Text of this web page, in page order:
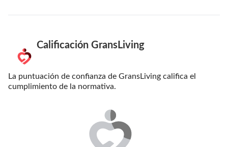
Calificación GransLiving
La puntuación de confianza de GransLiving califica el
cumplimiento de la normativa.